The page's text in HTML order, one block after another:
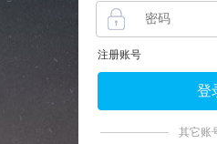
注册账号
登
其它账